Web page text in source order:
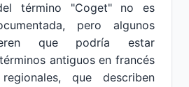
término "Coget" no es
pero algunos
que podría estar
antiguos en francés
que describen